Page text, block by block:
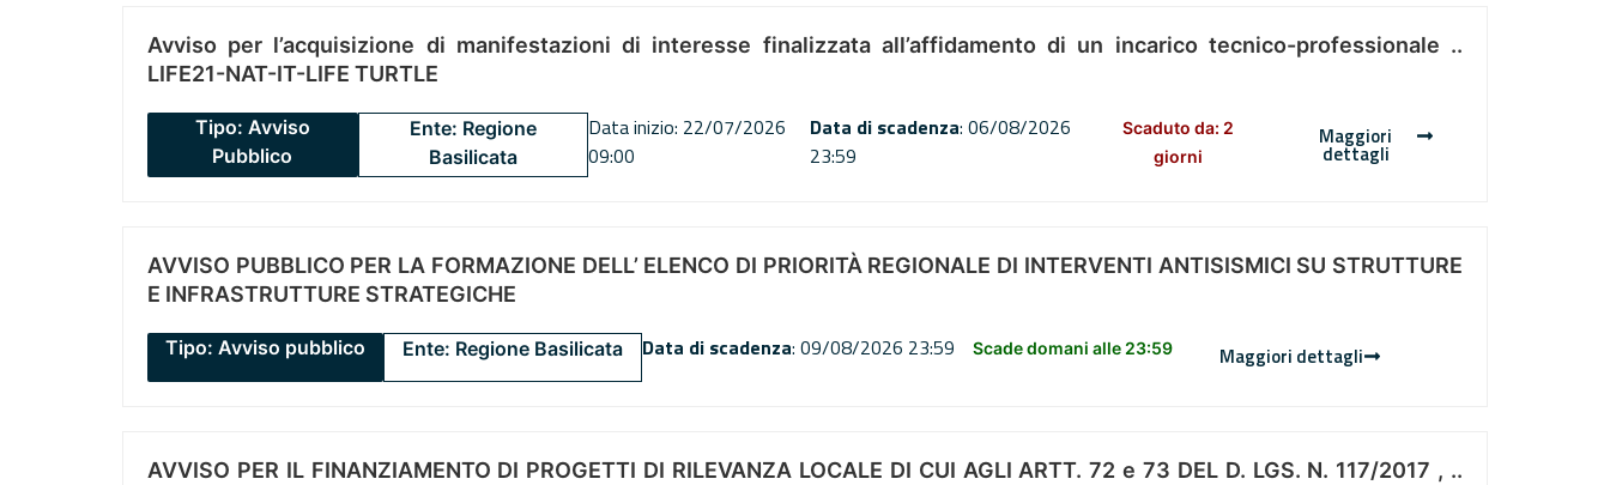
Avviso per l’acquisizione di manifestazioni di interesse finalizzata all’affidamento di un incarico tecnico-professionale ..
LIFE21-NAT-IT-LIFE TURTLE
Tipo: Avviso
Pubblico
Ente: Regione
Basilicata
Data inizio: 22/07/2026
09:00
Data di scadenza: 06/08/2026
23:59
Scaduto da: 2
giorni
Maggiori
dettagli
AVVISO PUBBLICO PER LA FORMAZIONE DELL’ ELENCO DI PRIORITÀ REGIONALE DI INTERVENTI ANTISISMICI SU STRUTTURE
E INFRASTRUTTURE STRATEGICHE
Tipo: Avviso pubblico Ente: Regione Basilicata Data di scadenza: 09/08/2026 23:59 Scade domani alle 23:59 Maggiori dettagli
AVVISO PER IL FINANZIAMENTO DI PROGETTI DI RILEVANZA LOCALE DI CUI AGLI ARTT. 72 e 73 DEL D. LGS. N. 117/2017 , ..